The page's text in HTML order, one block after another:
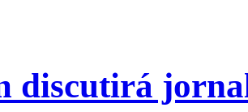
discutirá